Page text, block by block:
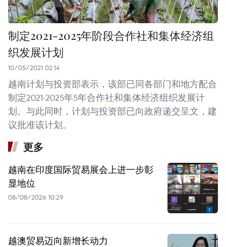
制定2021-2025年阶段合作社和集体经济组
织发展计划
10/05/2021 02:14
越南计划与投资部表示，该部已同各部门和地方配合
制定2021-2025年5年合作社和集体经济组织发展计
划。与此同时，计划与投资部已向政府递交呈文，建
议批准该计划。
更多
越南在印度国际贸易展会上进一步彰
显地位
08/08/2026 10:29
越澳贸易迈向新增长动力